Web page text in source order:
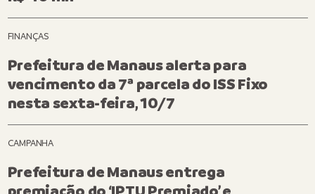
FINANÇAS
Prefeitura de Manaus alerta para
vencimento da 7ª parcela do ISS Fixo
nesta sexta-feira, 10/7
CAMPANHA
Prefeitura de Manaus entrega